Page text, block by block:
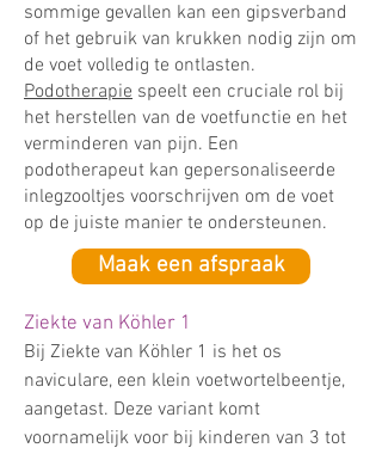
sommige gevallen kan een gipsverband
of het gebruik van krukken nodig zijn om
de voet volledig te ontlasten.
Podotherapie speelt een cruciale rol bij
het herstellen van de voetfunctie en het
verminderen van pijn. Een
podotherapeut kan gepersonaliseerde
inlegzooltjes voorschrijven om de voet
op de juiste manier te ondersteunen.
Maak een afspraak
Ziekte van Köhler 1
Bij Ziekte van Köhler 1 is het os
naviculare, een klein voetwortelbeentje,
aangetast. Deze variant komt
voornamelijk voor bij kinderen van 3 tot